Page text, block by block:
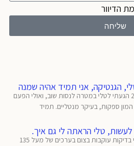
שליחה
הגנטיקה, אני תמיד אהיה שמנה
דפנה, בת 27 וב-23 ביוני 2024 הגעתי לטלי במטרה לנסות שוב, ואולי הפעם
ספקות, בעיקר מנטליים. תמיד
טלי הראתה לי גם איך.
אחרי שהוגדרתי חולה סכרת (שתי בדיקות עוקבות בצום בערכים של מעל 135